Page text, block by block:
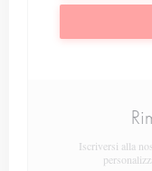
Iscriversi alla